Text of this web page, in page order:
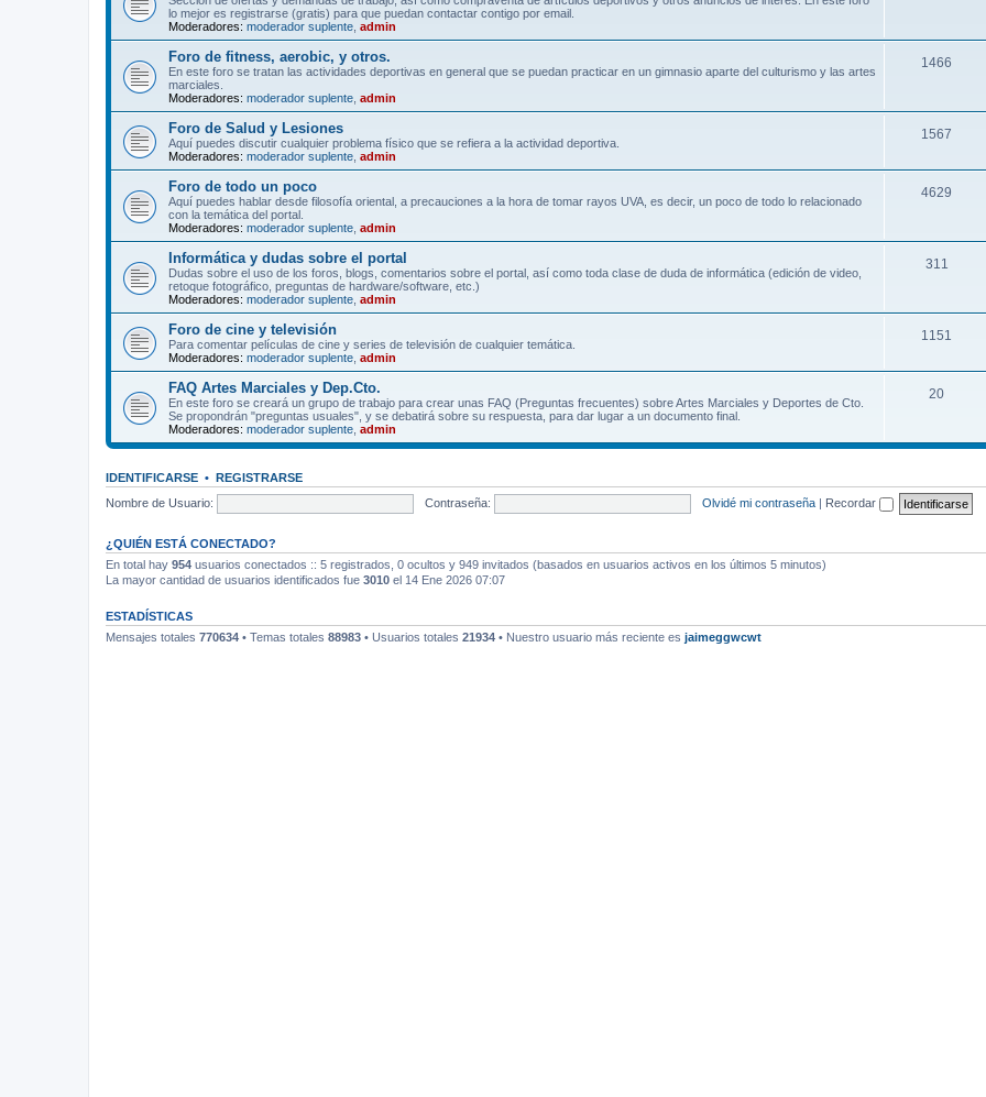
lo mejor es registrarse (gratis) para que puedan contactar contigo por email.
Moderadores: moderador suplente admin
Foro de fitness, aerobic, y otros.
En este foro se tratan las actividades deportivas en general que se puedan practicar en un gimnasio aparte del culturismo y las artes
marciales.
Moderadores: moderador suplente admin
1466
Foro de Salud y Lesiones
Aquí puedes discutir cualquier problema físico que se refiera a la actividad deportiva.
Moderadores: moderador suplente admin
1567
Foro de todo un poco
Aquí puedes hablar desde filosofía oriental, a precauciones a la hora de tomar rayos UVA, es decir, un poco de todo lo relacionado
con la temática del portal.
Moderadores: moderador suplente admin
4629
Informática y dudas sobre el portal
Dudas sobre el uso de los foros, blogs, comentarios sobre el portal, así como toda clase de duda de informática (edición de video,
retoque fotográfico, preguntas de hardware/software, etc.)
Moderadores: moderador suplente admin
311
Foro de cine y televisión
Para comentar películas de cine y series de televisión de cualquier temática.
Moderadores: moderador suplente admin
1151
FAQ Artes Marciales y Dep.Cto.
En este foro se creará un grupo de trabajo para crear unas FAQ (Preguntas frecuentes) sobre Artes Marciales y Deportes de Cto.
Se propondrán "preguntas usuales", y se debatirá sobre su respuesta, para dar lugar a un documento final.
Moderadores: moderador suplente admin
20
IDENTIFICARSE • REGISTRARSE
Nombre de Usuario:
Contraseña: Olvidé mi contraseña | Recordar
¿QUIÉN ESTÁ CONECTADO?
En total hay 954 usuarios conectados :: 5 registrados, 0 ocultos y 949 invitados (basados en usuarios activos en los últimos 5 minutos)
La mayor cantidad de usuarios identificados fue 3010 el 14 Ene 2026 07:07
ESTADÍSTICAS
Mensajes totales 770634 • Temas totales 88983 • Usuarios totales 21934 • Nuestro usuario más reciente es jaimeggwcwt